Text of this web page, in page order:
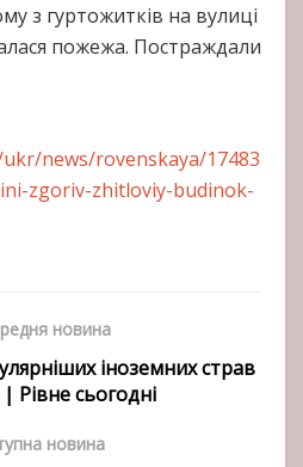
з гуртожитків на вулиці
пожежа. Постраждали
news/rovenskaya/17483
zgoriv-zhitloviy-budinok-
новина
іноземних страв
| Рівне сьогодні
новина